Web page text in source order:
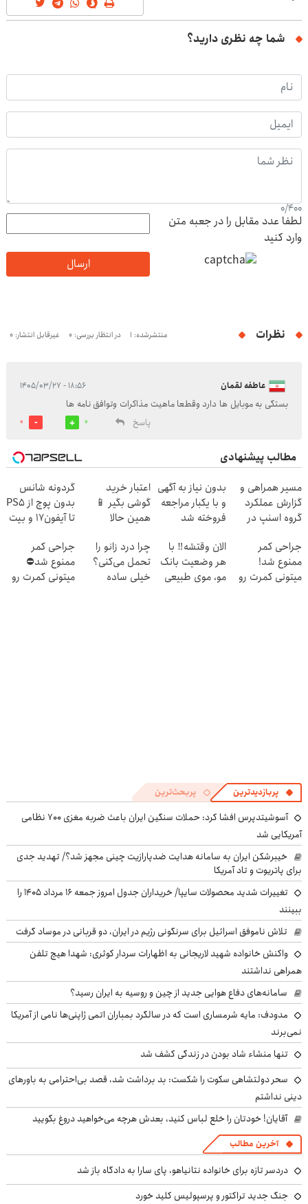
شما چه نظری دارید؟
0/400
لطفا عدد مقابل را در جعبه متن
وارد کنید
ارسال
نظرات منتشرشده: 1 در انتظار بررسی: 0 غیرقابل انتشار: 0
عاطفه لقمان ۱۸:۵۶ - ۱۴۰۵/۰۳/۲۷
بستگی به موبایل ها دارد وقطعا ماهیت مذاکرات وتوافق نامه ها
پاسخ
0
0
مطالب پیشنهادی
مسیر همراهی و
گزارش عملکرد
گروه اسنپ در
بدون نیاز به آگهی
و با یکبار مراجعه
فروخته شد
اعتبار خرید
گوشی بگیر 📱
همین حالا
بده 🎯
گردونه شانس
بدون پوچ از PS5
تا آیفون17 و بیت
جراحی کمر
ممنوع شد!
میتونی کمرت رو
الان وقتشه‼️ با
هر وضعیت بانک
مو، موی طبیعی
چرا درد زانو را
تحمل می‌کنی؟
خیلی ساده
جراحی کمر
ممنوع شد⛔
میتونی کمرت رو
پربازدیدترین پربحث‌ترین
آسوشیتدپرس افشا کرد: حملات سنگین ایران باعث ضربه مغزی ۷۰۰ نظامی
آمریکایی شد
خیبرشکن ایران به سامانه هدایت ضدپارازیت چینی مجهز شد؟/ تهدید جدی
برای پاتریوت و تاد آمریکا
تغییرات شدید محصولات سایپا/ خریداران جدول امروز جمعه ۱۶ مرداد ۱۴۰۵ را
ببینند
تلاش ناموفق اسرائیل برای سرنگونی رژیم در ایران، دو قربانی در موساد گرفت
واکنش خانواده شهید لاریجانی به اظهارات سردار کوثری: شهدا هیچ تلفن
همراهی نداشتند
سامانه‌های دفاع هوایی جدید از چین و روسیه به ایران رسید؟
مدودف: مایه شرمساری است که در سالگرد بمباران اتمی ژاپنی‌ها نامی از آمریکا
نمی‌برند
تنها منشاء شاد بودن در زندگی کشف شد
سحر دولتشاهی سکوت را شکست: بد برداشت شد، قصد بی‌احترامی به باورهای
دینی نداشتم
آقایان! خودتان را خلع لباس کنید، بعدش هرچه می‌خواهید دروغ بگویید
آخرین مطالب
دردسر تازه برای خانواده نتانیاهو، پای سارا به دادگاه باز شد
جنگ جدید تراکتور و پرسپولیس کلید خورد